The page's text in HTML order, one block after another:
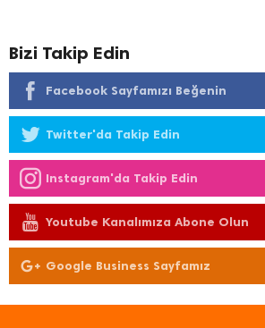
Bizi Takip Edin
Facebook Sayfamızı Beğenin
Twitter'da Takip Edin
Instagram'da Takip Edin
Youtube Kanalımıza Abone Olun
Google Business Sayfamız